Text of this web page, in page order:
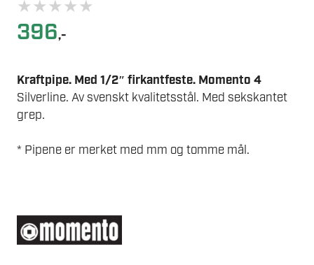
★★★★★
396,-
Kraftpipe. Med 1/2″ firkantfeste. Momento 4
Silverline. Av svenskt kvalitetsstål. Med sekskantet
grep.
* Pipene er merket med mm og tomme mål.